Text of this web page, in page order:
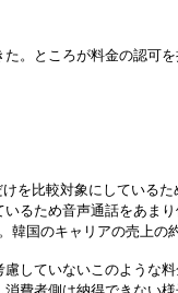
ところが料金の認可
比較対象にしている
るため音声通話をあま
国のキャリアの売上の
ていないこのような